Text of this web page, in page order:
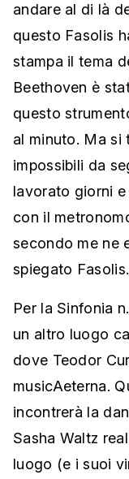
andare al di là
questo Fasolis
stampa il tema
Beethoven è
questo
al minuto. Ma si
impossibili da
lavorato giorni
con il
secondo me ne
spiegato Fasolis.
Per la Sinfonia
un altro luogo
dove Teodor
musicAeterna.
incontrerà la
Sasha Waltz
luogo (e i suoi